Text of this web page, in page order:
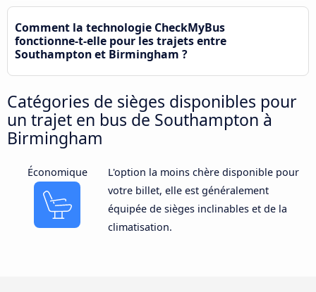
Comment la technologie CheckMyBus
fonctionne-t-elle pour les trajets entre
Southampton et Birmingham ?
Catégories de sièges disponibles pour
un trajet en bus de Southampton à
Birmingham
Économique
L'option la moins chère disponible pour
votre billet, elle est généralement
équipée de sièges inclinables et de la
climatisation.